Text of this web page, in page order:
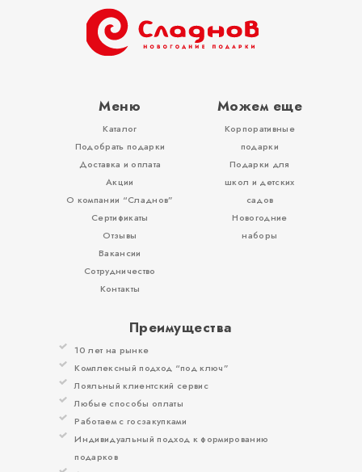
Тубы
Вложения, игры
Меню
Каталог
Подобрать подарки
Доставка и оплата
Акции
О компании “Сладнов”
Сертификаты
Отзывы
Вакансии
Сотрудничество
Контакты
Можем еще
Корпоративные
подарки
Подарки для
школ и детских
садов
Новогодние
наборы
Преимущества
10 лет на рынке
Комплексный подход “под ключ”
Лояльный клиентский сервис
Любые способы оплаты
Работаем с госзакупками
Индивидуальный подход к формированию
подарков